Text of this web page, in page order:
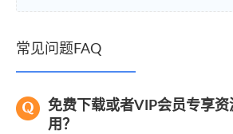
常见问题FAQ
免费下载或者VIP会员专享资
用？